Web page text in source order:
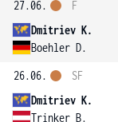
27.06.
Dmitriev K.
Boehler D.
F
26.06.
Dmitriev K.
Trinker B.
SF